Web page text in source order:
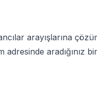
arayışlarına
adresinde aradığınız